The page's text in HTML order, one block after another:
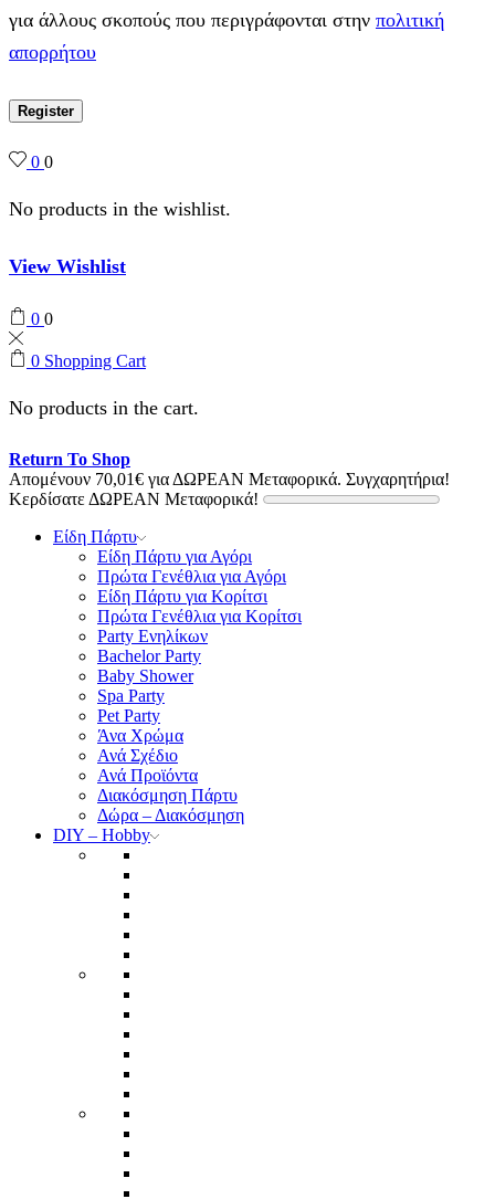
για άλλους σκοπούς που περιγράφονται στην πολιτική
απορρήτου
Register
0 0
No products in the wishlist.
View Wishlist
0 0
0 Shopping Cart
No products in the cart.
Return To Shop
Απομένουν 70,01€ για ΔΩΡΕΑΝ Μεταφορικά. Συγχαρητήρια!
Κερδίσατε ΔΩΡΕΑΝ Μεταφορικά!
Είδη Πάρτυ
Είδη Πάρτυ για Αγόρι
Πρώτα Γενέθλια για Αγόρι
Είδη Πάρτυ για Κορίτσι
Πρώτα Γενέθλια για Κορίτσι
Party Ενηλίκων
Bachelor Party
Baby Shower
Spa Party
Pet Party
Άνα Χρώμα
Ανά Σχέδιο
Ανά Προϊόντα
Διακόσμηση Πάρτυ
Δώρα – Διακόσμηση
DIY – Hobby